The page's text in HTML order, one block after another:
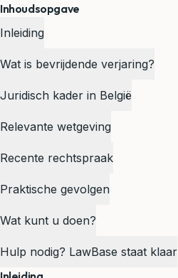
Inhoudsopgave
Inleiding
Wat is bevrijdende verjaring?
Juridisch kader in België
Relevante wetgeving
Recente rechtspraak
Praktische gevolgen
Wat kunt u doen?
Hulp nodig? LawBase staat klaar